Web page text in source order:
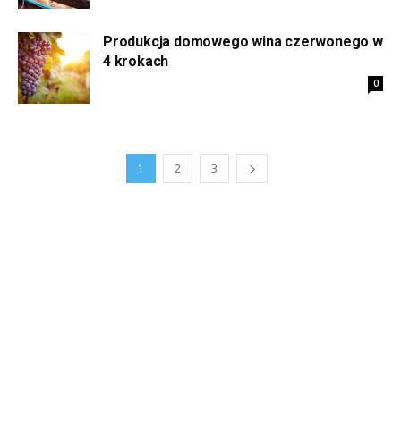
Produkcja domowego wina czerwonego w
4 krokach
0
1 2 3